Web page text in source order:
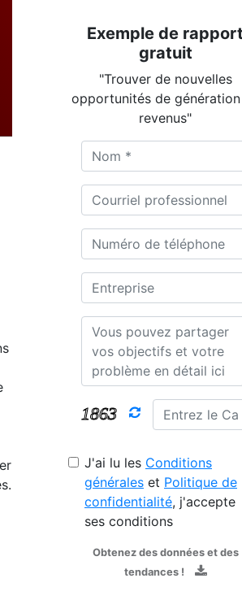
Exemple de rapport
gratuit
"Trouver de nouvelles
opportunités de
revenus"
J'ai lu les Conditions
générales et Politique de
confidentialité, j'accepte
ses conditions
Obtenez des données et des
tendances !